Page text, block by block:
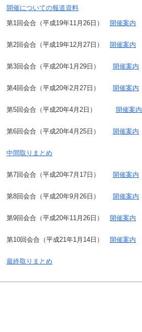
開催についての報道資料
第1回会合（平成19年11月26日） 開催案内
第2回会合（平成19年12月27日） 開催案内
第3回会合（平成20年1月29日） 開催案内
第4回会合（平成20年2月27日） 開催案内
第5回会合（平成20年4月2日） 開催案内
第6回会合（平成20年4月25日） 開催案内
中間取りまとめ
第7回会合（平成20年7月17日） 開催案内
第8回会合（平成20年9月26日） 開催案内
第9回会合（平成20年11月26日） 開催案内
第10回会合（平成21年1月14日） 開催案内
最終取りまとめ